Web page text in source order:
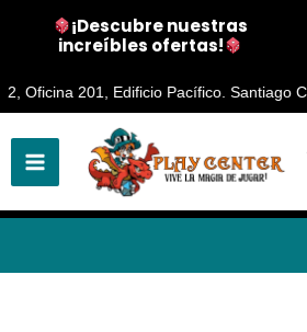
201, Edificio Pacífico. Santiago Centro
Ir
al
contenido
¡Descubre nuestras
increíbles ofertas!